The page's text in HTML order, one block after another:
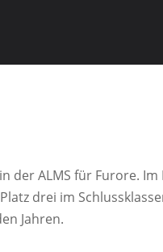
der ALMS für Furore.
drei im
Jahren.